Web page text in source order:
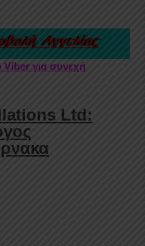
Viber για συνεχή
Ltd: